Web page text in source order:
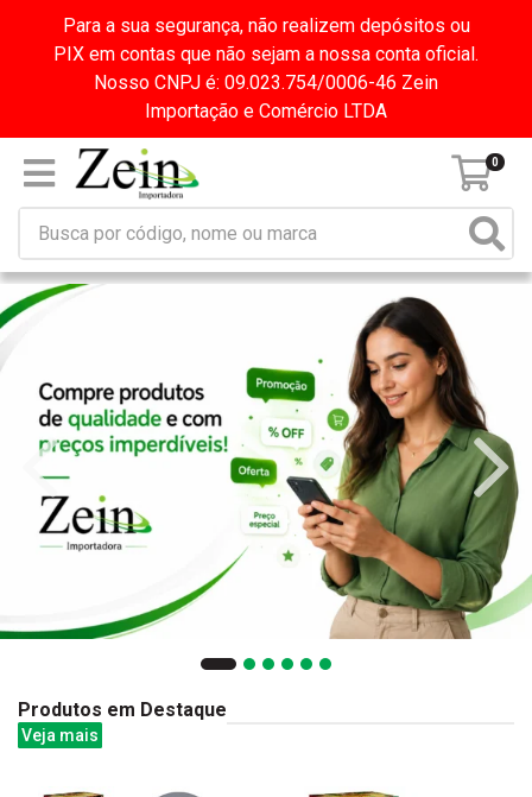
Para a sua segurança, não realizem depósitos ou
PIX em contas que não sejam a nossa conta oficial.
Nosso CNPJ é: 09.023.754/0006-46 Zein
Importação e Comércio LTDA
0
Produtos em Destaque
Veja mais